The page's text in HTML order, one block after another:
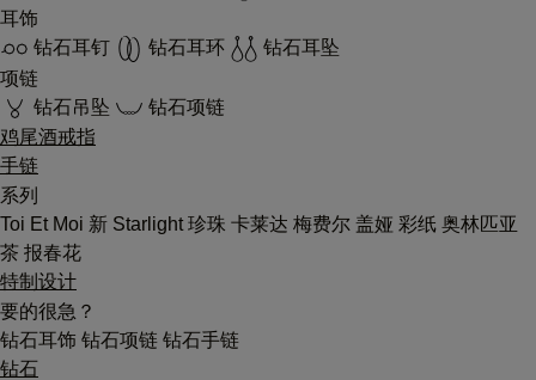
耳饰
钻石耳钉
钻石耳环
钻石耳坠
项链
钻石吊坠
钻石项链
鸡尾酒戒指
手链
系列
Toi Et Moi 新 Starlight珍珠 卡莱达 梅费尔 盖娅 彩纸 奥林匹亚
茶 报春花
特制设计
要的很急？
钻石耳饰 钻石项链 钻石手链
钻石